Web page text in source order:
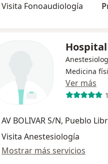
Visita Fonoaudiología
Hospital
Medicina
Ver más
AV BOLIVAR S/N, Pueblo
Visita Anestesiología
Mostrar más servicios